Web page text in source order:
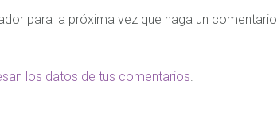
para la próxima vez que haga un comentario.
los datos de tus comentarios